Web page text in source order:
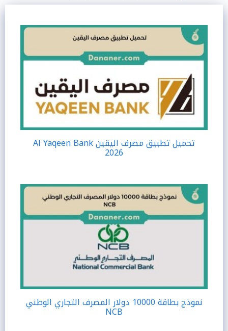
تحميل تطبيق مصرف اليقين Al Yaqeen Bank
2026
نموذج بطاقة 10000 دولار المصرف التجاري الوطني
NCB